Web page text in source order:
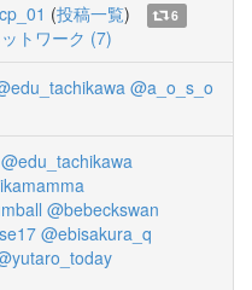
(投稿一覧)
6
トワーク (7)
@a_o_s_o
@edu_tachikawa
@bebeckswan
@ebisakura_q